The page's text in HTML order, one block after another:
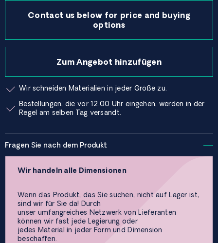
Contact us below for price and buying
options
Zum Angebot hinzufügen
Wir schneiden Materialien in jeder Größe zu.
Bestellungen, die vor 12:00 Uhr eingehen, werden in der
Regel am selben Tag versandt.
Fragen Sie nach dem Produkt
Wir handeln alle Dimensionen
Wenn das Produkt, das Sie suchen, nicht auf Lager ist,
sind wir für Sie da! Durch
unser umfangreiches Netzwerk von Lieferanten
können wir fast jede Legierung oder
jedes Material in jeder Form und Dimension
beschaffen.